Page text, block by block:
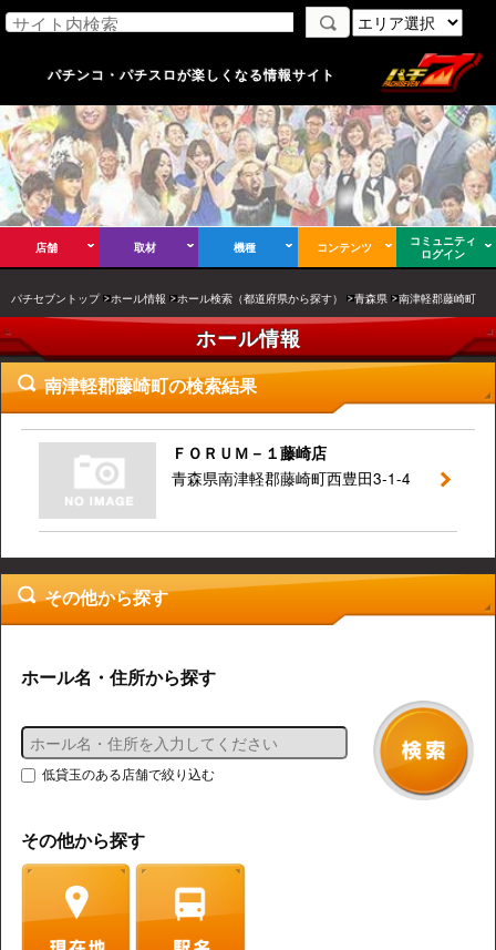
パチンコ・パチスロが楽しくなる情報サイト
店舗 取材 機種 コンテンツ
コミュニティ
ログイン
パチセブントップ ホール情報 ホール検索（都道府県から探す） 青森県 南津軽郡藤崎町
ホール情報
南津軽郡藤崎町の検索結果
ＦＯＲＵＭ－１藤崎店
青森県南津軽郡藤崎町西豊田3-1-4
その他から探す
ホール名・住所から探す
低貸玉のある店舗で絞り込む
その他から探す